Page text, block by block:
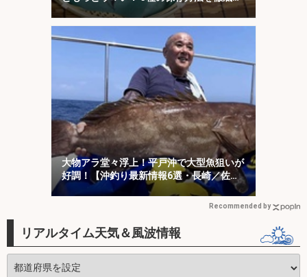
証
大物アラ堂々浮上！平戸沖で大型魚狙いが
好調！【沖釣り最新情報6選・長崎／佐
Recommended by
リアルタイム天気＆風波情報